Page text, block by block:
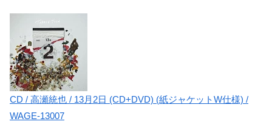
CD / 高瀬統也 / 13月2日 (CD+DVD) (紙ジャケットW仕様) /
WAGE-13007